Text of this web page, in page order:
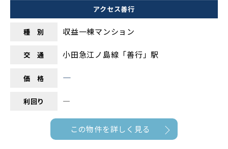
アクセス善行
種 別 収益一棟マンション
交 通 小田急江ノ島線「善行」駅
価 格 ―
利回り ―
この物件を詳しく見る